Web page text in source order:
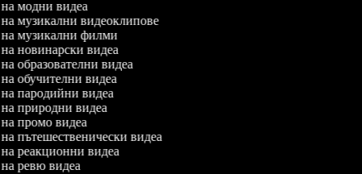
на модни видеа
на музикални видеоклипове
на музикални филми
на новинарски видеа
на образователни видеа
на обучителни видеа
на пародийни видеа
на природни видеа
на промо видеа
на пътешественически видеа
на реакционни видеа
на ревю видеа